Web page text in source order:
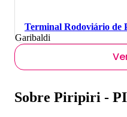
Terminal Rodoviário de
Garibaldi
Sobre Piripiri - PI